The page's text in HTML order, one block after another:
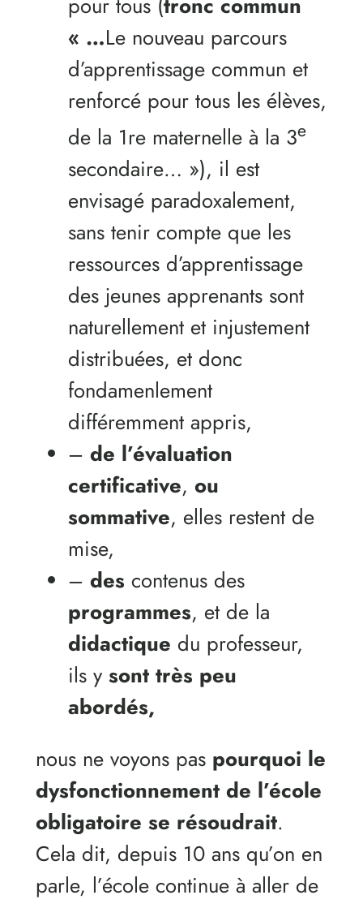
pour tous (tronc commun
« …Le nouveau parcours
d’apprentissage commun et
renforcé pour tous les élèves,
de la 1re maternelle à la 3e
secondaire… »), il est
envisagé paradoxalement,
sans tenir compte que les
ressources d’apprentissage
des jeunes apprenants sont
naturellement et injustement
distribuées, et donc
fondamenlement
différemment appris,
– de l’évaluation
certificative, ou
sommative, elles restent de
mise,
– des contenus des
programmes, et de la
didactique du professeur,
ils y sont très peu
abordés,
nous ne voyons paspourquoi le
dysfonctionnement de l’école
obligatoire se résoudrait.
Cela dit, depuis 10 ans qu’on en
parle, l’école continue à aller de